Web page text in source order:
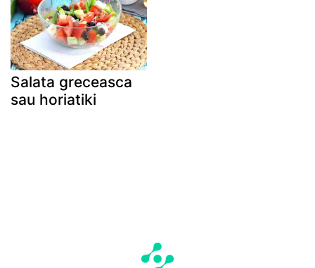
Salata greceasca
sau horiatiki